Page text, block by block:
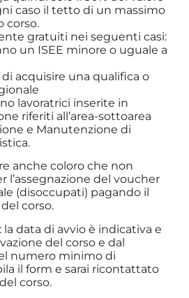
caso il tetto di un massimo
corso.
gratuiti nei seguenti casi:
un ISEE minore o uguale a
acquisire una qualifica o
lavoratrici inserite in
riferiti all’area-sottoarea
e Manutenzione di
anche coloro che non
l’assegnazione del voucher
(disoccupati) pagando il
corso.
la data di avvio è indicativa e
del corso e dal
numero minimo di
il form e sarai ricontattato
corso.